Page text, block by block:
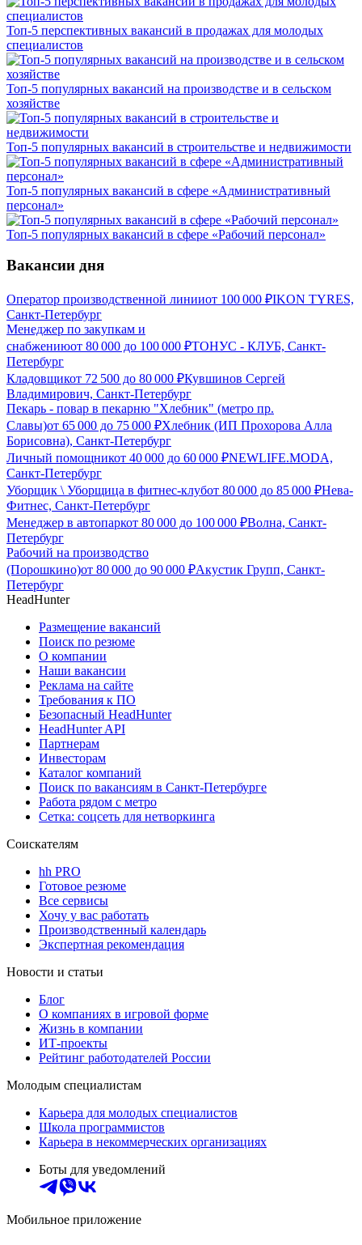
Топ-5 перспективных вакансий в продажах для молодых
специалистов
Топ-5 популярных вакансий на производстве и в сельском
хозяйстве
Топ-5 популярных вакансий в строительстве и недвижимости
Топ-5 популярных вакансий в сфере «Административный
персонал»
Топ-5 популярных вакансий в сфере «Рабочий персонал»
Вакансии дня
Оператор производственной линииот 100 000 ₽IKON TYRES,
Санкт-Петербург
Менеджер по закупкам и
снабжениюот 80 000 до 100 000 ₽ТОНУС - КЛУБ, Санкт-
Петербург
Кладовщикот 72 500 до 80 000 ₽Кувшинов Сергей
Владимирович, Санкт-Петербург
Пекарь - повар в пекарню "Хлебник" (метро пр.
Славы)от 65 000 до 75 000 ₽Хлебник (ИП Прохорова Алла
Борисовна), Санкт-Петербург
Личный помощникот 40 000 до 60 000 ₽NEWLIFE.MODA,
Санкт-Петербург
Уборщик \ Уборщица в фитнес-клубот 80 000 до 85 000 ₽Нева-
Фитнес, Санкт-Петербург
Менеджер в автопаркот 80 000 до 100 000 ₽Волна, Санкт-
Петербург
Рабочий на производство
(Порошкино)от 80 000 до 90 000 ₽Акустик Групп, Санкт-
Петербург
HeadHunter
Размещение вакансий
Поиск по резюме
О компании
Наши вакансии
Реклама на сайте
Требования к ПО
Безопасный HeadHunter
HeadHunter API
Партнерам
Инвесторам
Каталог компаний
Поиск по вакансиям в Санкт-Петербурге
Работа рядом с метро
Сетка: соцсеть для нетворкинга
Соискателям
hh PRO
Готовое резюме
Все сервисы
Хочу у вас работать
Производственный календарь
Экспертная рекомендация
Новости и статьи
Блог
О компаниях в игровой форме
Жизнь в компании
ИТ-проекты
Рейтинг работодателей России
Молодым специалистам
Карьера для молодых специалистов
Школа программистов
Карьера в некоммерческих организациях
Боты для уведомлений
Мобильное приложение